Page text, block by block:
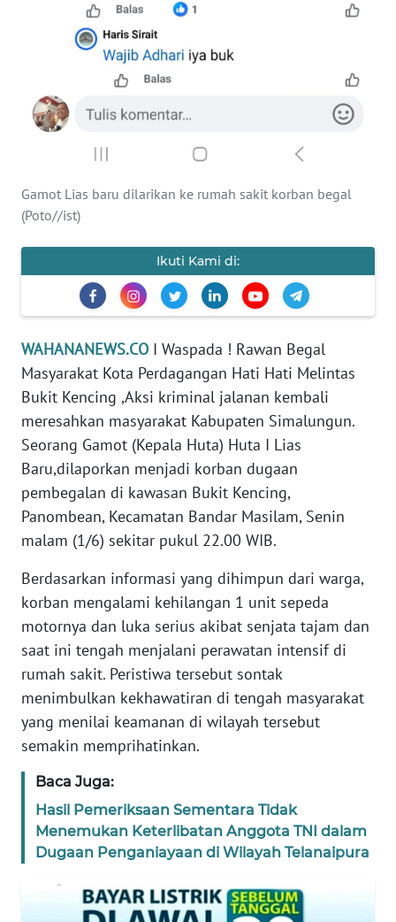
Gamot Lias baru dilarikan ke rumah sakit korban begal
(Poto//ist)
Ikuti Kami di:
WAHANANEWS.CO I Waspada ! Rawan Begal
Masyarakat Kota Perdagangan Hati Hati Melintas
Bukit Kencing ,Aksi kriminal jalanan kembali
meresahkan masyarakat Kabupaten Simalungun.
Seorang Gamot (Kepala Huta) Huta I Lias
Baru,dilaporkan menjadi korban dugaan
pembegalan di kawasan Bukit Kencing,
Panombean, Kecamatan Bandar Masilam, Senin
malam (1/6) sekitar pukul 22.00 WIB.
Berdasarkan informasi yang dihimpun dari warga,
korban mengalami kehilangan 1 unit sepeda
motornya dan luka serius akibat senjata tajam dan
saat ini tengah menjalani perawatan intensif di
rumah sakit. Peristiwa tersebut sontak
menimbulkan kekhawatiran di tengah masyarakat
yang menilai keamanan di wilayah tersebut
semakin memprihatinkan.
Baca Juga:
Hasil Pemeriksaan Sementara Tidak
Menemukan Keterlibatan Anggota TNI dalam
Dugaan Penganiayaan di Wilayah Telanaipura
WN
WN
BANTEN
KEPRI
WN
PAPUA
WN
PAPUA
BARAT
WN
SERAMBI
WN
JAMBI
WN
WN
NTB
SULTENG